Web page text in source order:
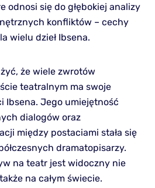
odnosi się do głębokiej analizy
konfliktów – cechy
wielu dzieł Ibsena.
że wiele zwrotów
teatralnym ma swoje
Ibsena. Jego umiejętność
dialogów oraz
między postaciami stała się
dramatopisarzy.
na teatr jest widoczny nie
na całym świecie.